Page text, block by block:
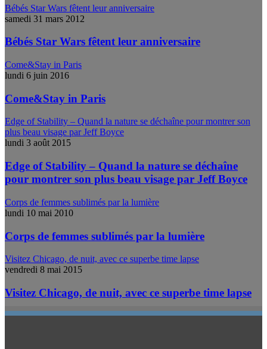
Bébés Star Wars fêtent leur anniversaire
samedi 31 mars 2012
Bébés Star Wars fêtent leur anniversaire
Come&Stay in Paris
lundi 6 juin 2016
Come&Stay in Paris
Edge of Stability – Quand la nature se déchaîne pour montrer son
plus beau visage par Jeff Boyce
lundi 3 août 2015
Edge of Stability – Quand la nature se déchaîne
pour montrer son plus beau visage par Jeff Boyce
Corps de femmes sublimés par la lumière
lundi 10 mai 2010
Corps de femmes sublimés par la lumière
Visitez Chicago, de nuit, avec ce superbe time lapse
vendredi 8 mai 2015
Visitez Chicago, de nuit, avec ce superbe time lapse